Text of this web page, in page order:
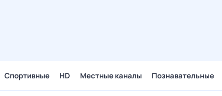
Спортивные HD Местные каналы Познавательные